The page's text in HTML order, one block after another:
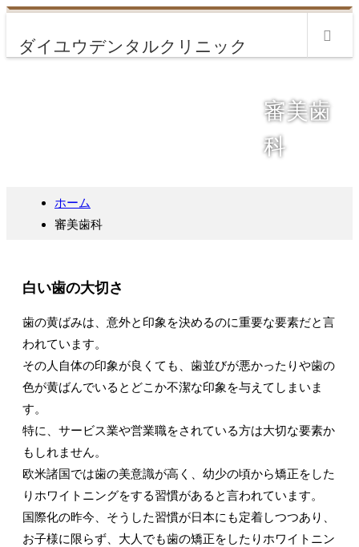
審美歯
科
ホーム
審美歯科
白い歯の大切さ
歯の黄ばみは、意外と印象を決めるのに重要な要素だと言
われています。
その人自体の印象が良くても、歯並びが悪かったりや歯の
色が黄ばんでいるとどこか不潔な印象を与えてしまいま
す。
特に、サービス業や営業職をされている方は大切な要素か
もしれません。
欧米諸国では歯の美意識が高く、幼少の頃から矯正をした
りホワイトニングをする習慣があると言われています。
国際化の昨今、そうした習慣が日本にも定着しつつあり、
お子様に限らず、大人でも歯の矯正をしたりホワイトニン